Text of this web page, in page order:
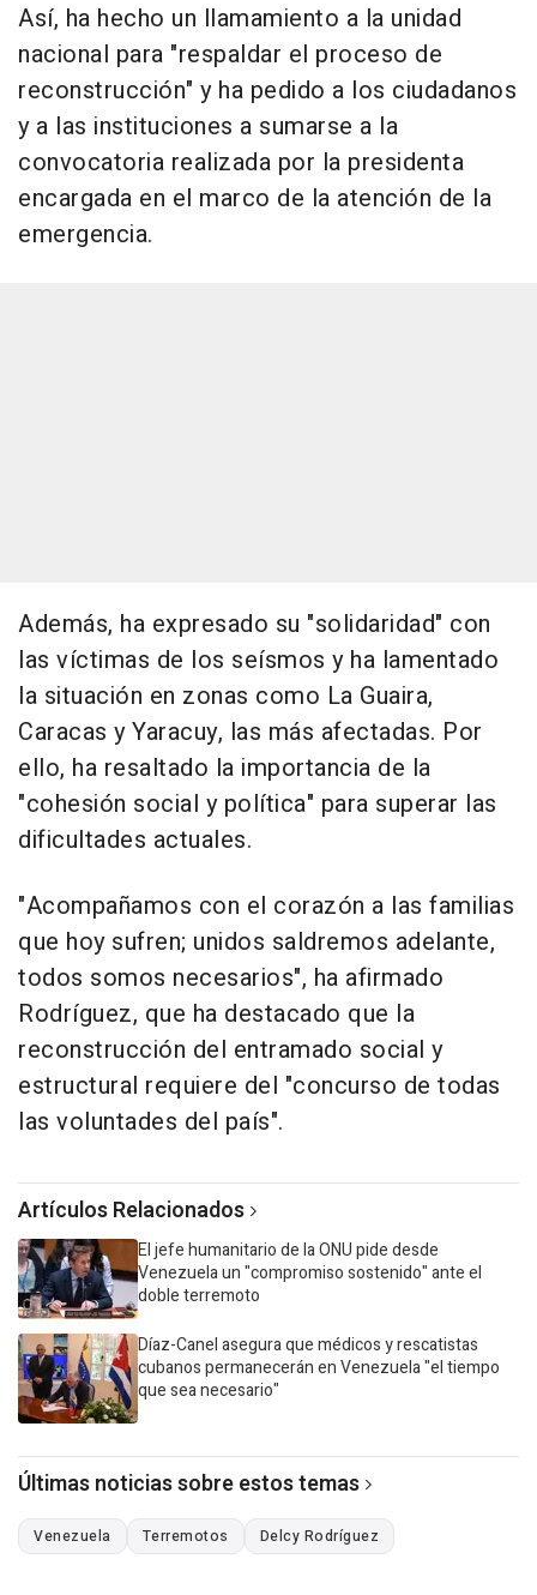
Así, ha hecho un llamamiento a la unidad
nacional para "respaldar el proceso de
reconstrucción" y ha pedido a los ciudadanos
y a las instituciones a sumarse a la
convocatoria realizada por la presidenta
encargada en el marco de la atención de la
emergencia.
Además, ha expresado su "solidaridad" con
las víctimas de los seísmos y ha lamentado
la situación en zonas como La Guaira,
Caracas y Yaracuy, las más afectadas. Por
ello, ha resaltado la importancia de la
"cohesión social y política" para superar las
dificultades actuales.
"Acompañamos con el corazón a las familias
que hoy sufren; unidos saldremos adelante,
todos somos necesarios", ha afirmado
Rodríguez, que ha destacado que la
reconstrucción del entramado social y
estructural requiere del "concurso de todas
las voluntades del país".
Artículos Relacionados
El jefe humanitario de la ONU pide desde
Venezuela un "compromiso sostenido" ante el
doble terremoto
Díaz-Canel asegura que médicos y rescatistas
cubanos permanecerán en Venezuela "el tiempo
que sea necesario"
Últimas noticias sobre estos temas
Venezuela Terremotos Delcy Rodríguez